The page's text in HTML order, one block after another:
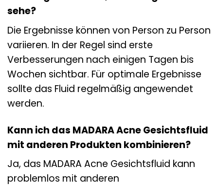
sehe?
Die Ergebnisse können von Person zu Person
variieren. In der Regel sind erste
Verbesserungen nach einigen Tagen bis
Wochen sichtbar. Für optimale Ergebnisse
sollte das Fluid regelmäßig angewendet
werden.
Kann ich das MADARA Acne Gesichtsfluid
mit anderen Produkten kombinieren?
Ja, das MADARA Acne Gesichtsfluid kann
problemlos mit anderen